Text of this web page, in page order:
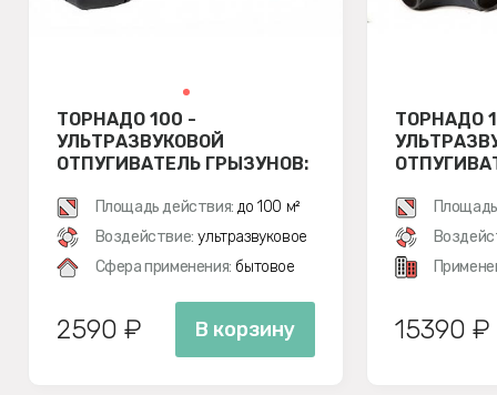
ТОРНАДО 100 -
УЛЬТРАЗВУКОВОЙ
ОТПУГИВАТЕЛЬ ГРЫЗУНОВ:
Площадь действия: до 100 м²
Воздействие: ультразвуковое
Сфера применения: бытовое
2590 ₽ В корзину
ТОРНАДО
15390 ₽